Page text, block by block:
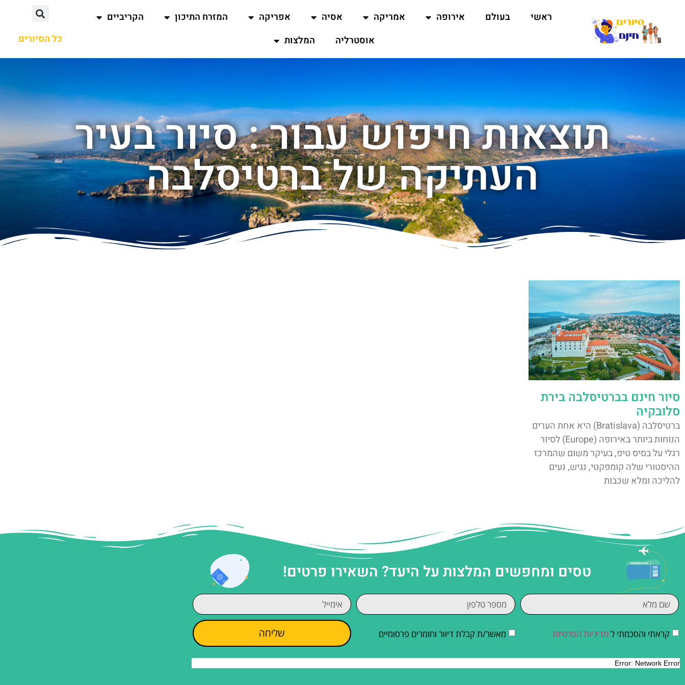
ראשי בעולם אירופה אמריקה אסיה אפריקה המזרח התיכון
הקריביים
אוסטרליה
המלצות כל הסיורים
תוצאות חיפוש עבור : סיור בעיר
העתיקה של ברטיסלבה
סיור חינם בברטיסלבה בירת
סלובקיה
ברטיסלבה (Bratislava) היא אחת הערים
הנוחות ביותר באירופה (Europe) לסיור
רגלי על בסיס טיפ, בעיקר משום שהמרכז
ההיסטורי שלה קומפקטי, נגיש, נעים
להליכה ומלא שכבות
טסים ומחפשים המלצות על היעד? השאירו פרטים!
קראתי והסכמתי ל מדיניות הפרטיות מאשר/ת קבלת דיוור וחומרים פרסומיים שליחה